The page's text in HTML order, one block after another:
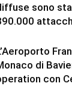
sono
di
con